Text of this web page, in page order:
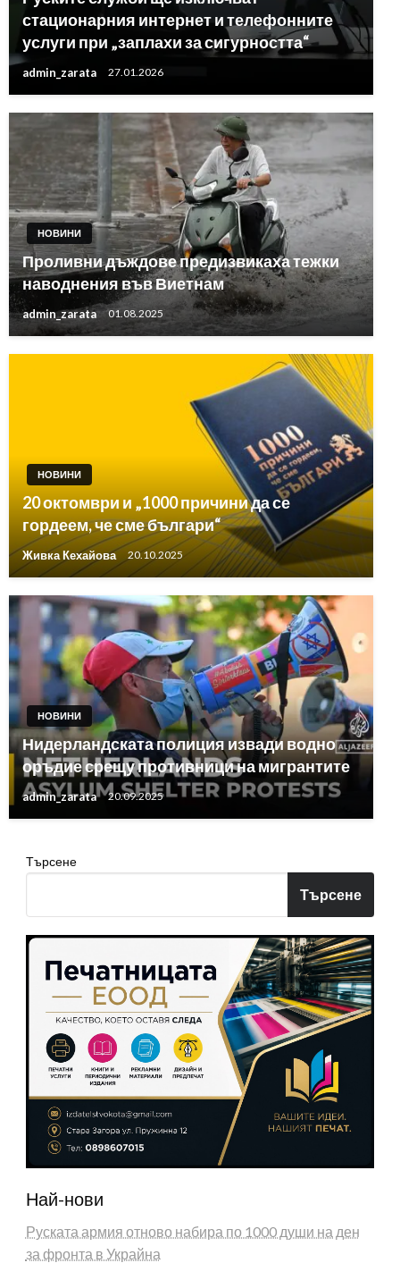
стационарния интернет и телефонните
услуги при „заплахи за сигурността“
admin_zarata 27.01.2026
НОВИНИ
Проливни дъждове предизвикаха тежки
наводнения във Виетнам
admin_zarata 01.08.2025
НОВИНИ
20 октомври и „1000 причини да се
гордеем, че сме българи“
Живка Кехайова 20.10.2025
НОВИНИ
Нидерландската полиция извади водно
оръдие срещу противници на мигрантите
admin_zarata 20.09.2025
Търсене
Търсене
Най-нови
Руската армия отново набира по 1000 души на ден
за фронта в Украйна